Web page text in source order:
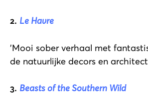
2. Le Havre
'Mooi sober verhaal met
de natuurlijke decors en
3. Beasts of the Southern Wild